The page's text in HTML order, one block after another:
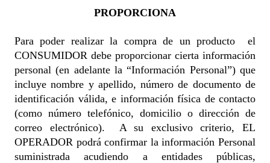
PROPORCIONA
Para poder realizar la compra de un producto el
CONSUMIDOR debe proporcionar cierta información
personal (en adelante la “Información Personal”) que
incluye nombre y apellido, número de documento de
identificación válida, e información física de contacto
(como número telefónico, domicilio o dirección de
correo electrónico). A su exclusivo criterio, EL
OPERADOR podrá confirmar la información Personal
suministrada acudiendo a entidades públicas,